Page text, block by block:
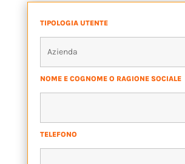
TIPOLOGIA UTENTE
NOME E COGNOME O RAGIONE SOCIALE
TELEFONO